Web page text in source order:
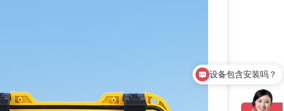
质保时间是多久？